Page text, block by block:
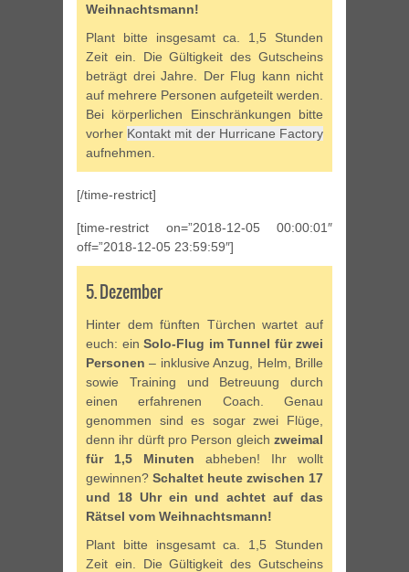
Weihnachtsmann!
Plant bitte insgesamt ca. 1,5 Stunden
Zeit ein. Die Gültigkeit des Gutscheins
beträgt drei Jahre. Der Flug kann nicht
auf mehrere Personen aufgeteilt werden.
Bei körperlichen Einschränkungen bitte
vorher Kontakt mit der Hurricane Factory
aufnehmen.
[/time-restrict]
[time-restrict on=”2018-12-05 00:00:01″
off=”2018-12-05 23:59:59″]
5. Dezember
Hinter dem fünften Türchen wartet auf
euch: ein Solo-Flug im Tunnel für zwei
Personen – inklusive Anzug, Helm, Brille
sowie Training und Betreuung durch
einen erfahrenen Coach. Genau
genommen sind es sogar zwei Flüge,
denn ihr dürft pro Person gleich zweimal
für 1,5 Minuten abheben! Ihr wollt
gewinnen? Schaltet heute zwischen 17
und 18 Uhr ein und achtet auf das
Rätsel vom Weihnachtsmann!
Plant bitte insgesamt ca. 1,5 Stunden
Zeit ein. Die Gültigkeit des Gutscheins